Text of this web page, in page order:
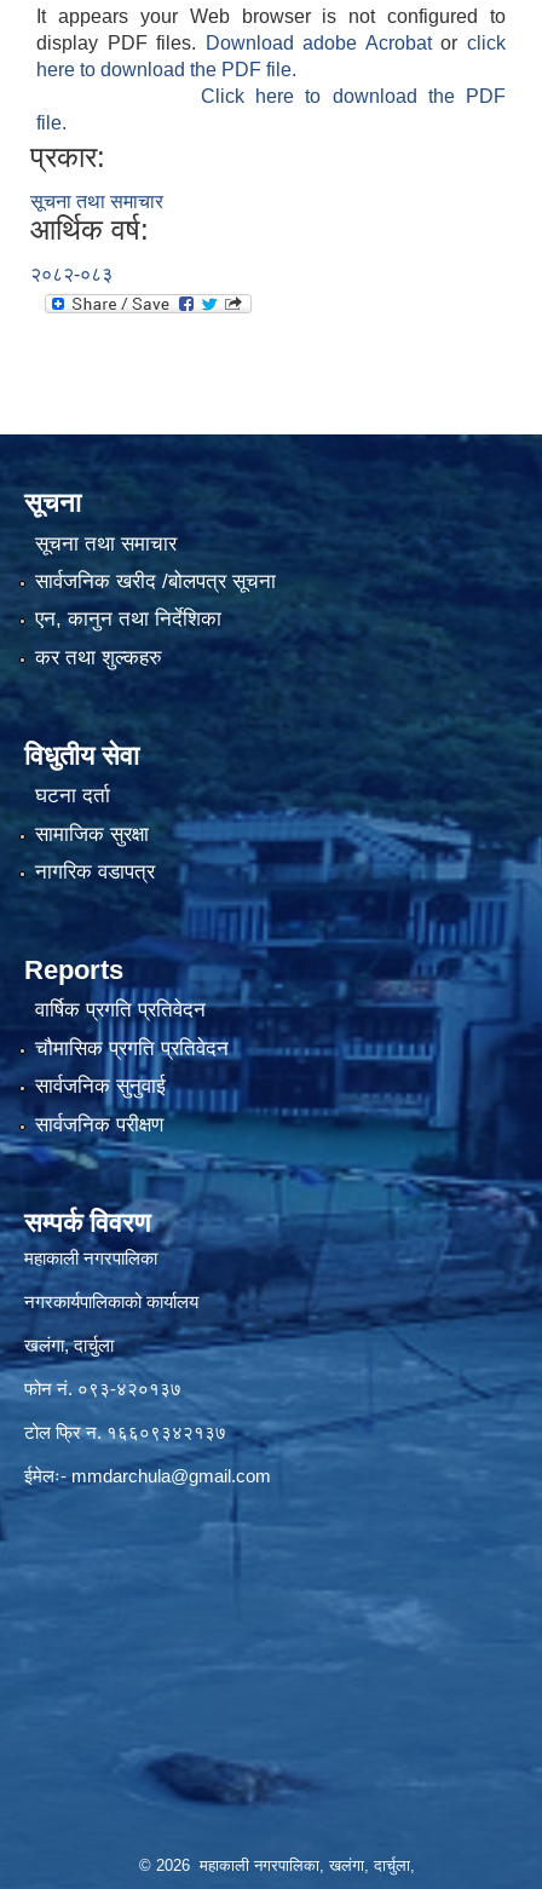
It appears your Web browser is not configured to
display PDF files.
Download adobe Acrobatorclick
here to download the PDF file.
Click here to download the PDF
file.
प्रकार:
सूचना तथा समाचार
आर्थिक वर्ष:
२०८२-०८३
सूचना
सूचना तथा समाचार
सार्वजनिक खरीद /बोलपत्र सूचना
एन, कानुन तथा निर्देशिका
कर तथा शुल्कहरु
विधुतीय सेवा
घटना दर्ता
सामाजिक सुरक्षा
नागरिक वडापत्र
Reports
वार्षिक प्रगति प्रतिवेदन
चौमासिक प्रगति प्रतिवेदन
सार्वजनिक सुनुवाई
सार्वजनिक परीक्षण
सम्पर्क विवरण
महाकाली नगरपालिका
नगरकार्यपालिकाको कार्यालय
खलंगा, दार्चुला
फोन नं. ०९३-४२०१३७
टोल फ्रि न. १६६०९३४२१३७
ईमेलः-mmdarchula@gmail.com
© 2026 महाकाली नगरपालिका, खलंगा, दार्चुला,